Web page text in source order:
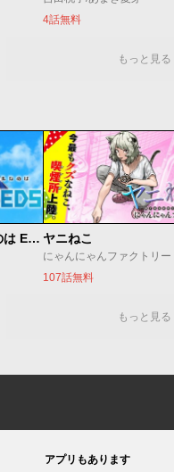
4話無料
もっと見る
魔法少女リリカルなのは EXCEEDS ヤニねこ
にゃんにゃんファクトリー
107話無料
もっと見る
アプリもあります